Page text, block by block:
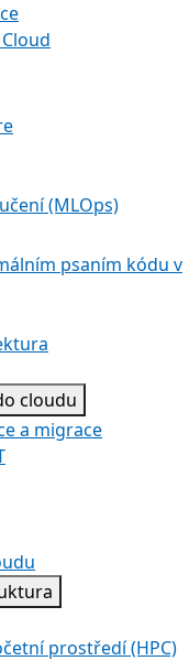
(MLOps)
psaním kódu v
cloudu
a migrace
prostředí (HPC)